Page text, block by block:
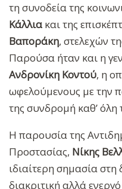
τη συνοδεία της
Κάλλια και της
Βαποράκη, στελεχών
Παρούσα ήταν και η
Ανδρονίκη Κοντού, η
ωφελούμενους με την
της συνδρομή καθ’ όλη
Η παρουσία της
Προστασίας, Νίκης
ιδιαίτερη σημασία
διακριτική αλλά